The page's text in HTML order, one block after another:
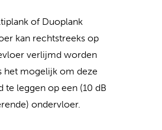
of Duoplank
kan rechtstreeks op
verlijmd worden
het mogelijk om deze
te leggen op een (10 dB
ondervloer.